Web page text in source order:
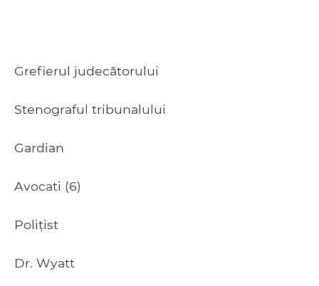
Grefierul judecătorului
Stenograful tribunalului
Gardian
Avocati (6)
Polițist
Dr. Wyatt